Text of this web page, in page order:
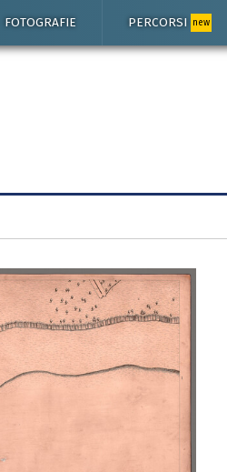
FOTOGRAFIE PERCORSI new